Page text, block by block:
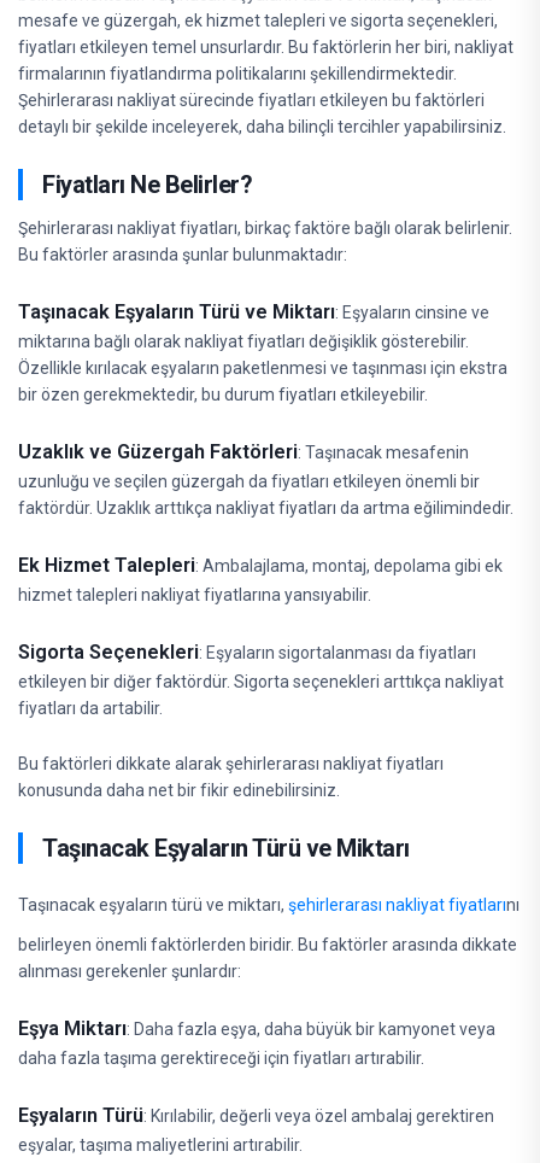
mesafe ve güzergah, ek hizmet talepleri ve sigorta seçenekleri,
fiyatları etkileyen temel unsurlardır. Bu faktörlerin her biri, nakliyat
firmalarının fiyatlandırma politikalarını şekillendirmektedir.
Şehirlerarası nakliyat sürecinde fiyatları etkileyen bu faktörleri
detaylı bir şekilde inceleyerek, daha bilinçli tercihler yapabilirsiniz.
Fiyatları Ne Belirler?
Şehirlerarası nakliyat fiyatları, birkaç faktöre bağlı olarak belirlenir.
Bu faktörler arasında şunlar bulunmaktadır:
Taşınacak Eşyaların Türü ve Miktarı: Eşyaların cinsine ve
miktarına bağlı olarak nakliyat fiyatları değişiklik gösterebilir.
Özellikle kırılacak eşyaların paketlenmesi ve taşınması için ekstra
bir özen gerekmektedir, bu durum fiyatları etkileyebilir.
Uzaklık ve Güzergah Faktörleri: Taşınacak mesafenin
uzunluğu ve seçilen güzergah da fiyatları etkileyen önemli bir
faktördür. Uzaklık arttıkça nakliyat fiyatları da artma eğilimindedir.
Ek Hizmet Talepleri: Ambalajlama, montaj, depolama gibi ek
hizmet talepleri nakliyat fiyatlarına yansıyabilir.
Sigorta Seçenekleri: Eşyaların sigortalanması da fiyatları
etkileyen bir diğer faktördür. Sigorta seçenekleri arttıkça nakliyat
fiyatları da artabilir.
Bu faktörleri dikkate alarak şehirlerarası nakliyat fiyatları
konusunda daha net bir fikir edinebilirsiniz.
Taşınacak Eşyaların Türü ve Miktarı
Taşınacak eşyaların türü ve miktarı, şehirlerarası nakliyat fiyatlarını
belirleyen önemli faktörlerden biridir. Bu faktörler arasında dikkate
alınması gerekenler şunlardır:
Eşya Miktarı: Daha fazla eşya, daha büyük bir kamyonet veya
daha fazla taşıma gerektireceği için fiyatları artırabilir.
Eşyaların Türü: Kırılabilir, değerli veya özel ambalaj gerektiren
eşyalar, taşıma maliyetlerini artırabilir.